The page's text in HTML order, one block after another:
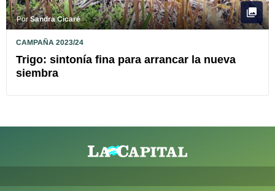
PorSandra Cicaré
CAMPAÑA 2023/24
Trigo: sintonía fina para arrancar la nueva
siembra